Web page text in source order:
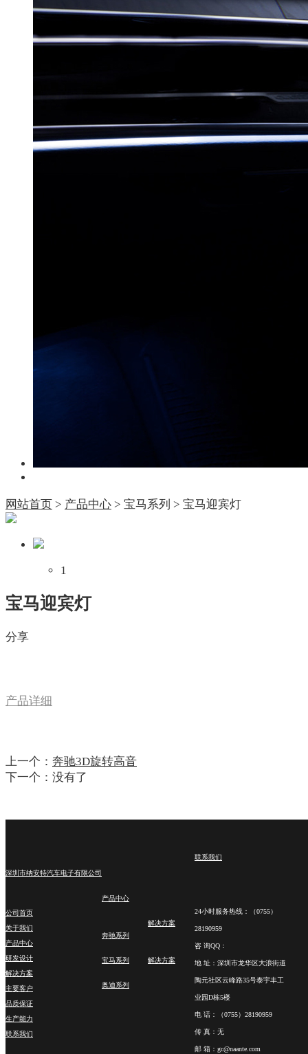
网站首页 > 产品中心 > 宝马系列 > 宝马迎宾灯
1
宝马迎宾灯
分享
产品详细
上一个： 奔驰3D旋转高音
下一个：没有了
深圳市纳安特汽车电子有限公司
公司首页
关于我们
产品中心
研发设计
解决方案
主要客户
品质保证
生产能力
联系我们
产品中心
奔驰系列
宝马系列
奥迪系列
解决方案
解决方案
联系我们
24小时服务热线：（0755）
28190959
咨 询QQ：
地 址：深圳市龙华区大浪街道
陶元社区云峰路35号泰宇丰工
业园D栋5楼
电 话：（0755）28190959
传 真：无
邮 箱：gc@naante.com